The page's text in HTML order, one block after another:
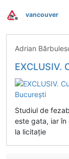
Deconectat
vancouver
Adrian
EXCLUSIV. Cum
Studiul de
este gata, iar
la licitație